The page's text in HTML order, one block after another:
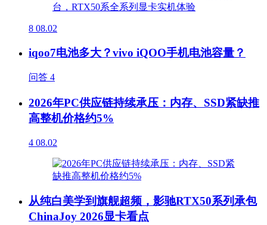
8 08.02
iqoo7电池多大？vivo iQOO手机电池容量？
问答 4
2026年PC供应链持续承压：内存、SSD紧缺推
高整机价格约5%
4 08.02
从纯白美学到旗舰超频，影驰RTX50系列承包
ChinaJoy 2026显卡看点